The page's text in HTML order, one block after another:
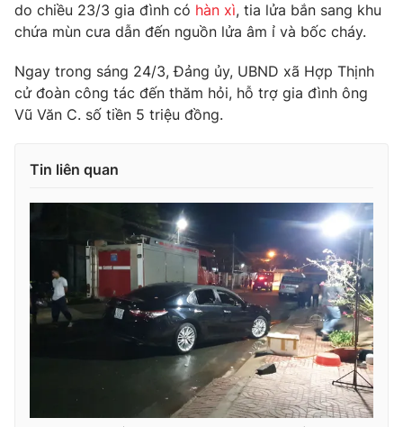
Liên hệ tòa soạn English
THỜI BÁO VTV
Cơ quan chủ quản:Đài Truyền hình Việt Nam
Cơ quan báo chí:Thời báo VTV
Giấy phép hoạt động báo in và báo điện tử số 483/GP-BTTTT
cấp ngày 29/12/2023
Vũ Thanh Thủy
Nguyễn Thị Mỹ Hạnh, Phạm Quốc Thắng,
Nguyễn Trọng Ninh
024.38 355 931 - 024.38 355 932
do chiều 23/3 gia đình có hàn xì, tia lửa bắn sang khu
chứa mùn cưa dẫn đến nguồn lửa âm ỉ và bốc cháy.
Ngay trong sáng 24/3, Đảng ủy, UBND xã Hợp Thịnh
cử đoàn công tác đến thăm hỏi, hỗ trợ gia đình ông
Vũ Văn C. số tiền 5 triệu đồng.
Tin liên quan